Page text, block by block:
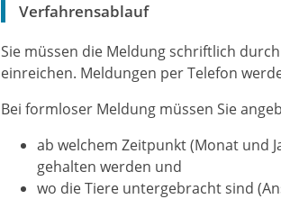
Verfahrensablauf
Sie müssen die Meldung schriftlich
einreichen. Meldungen per Telefon
Bei formloser Meldung müssen Sie
ab welchem Zeitpunkt (Monat und
gehalten werden und
wo die Tiere untergebracht sind